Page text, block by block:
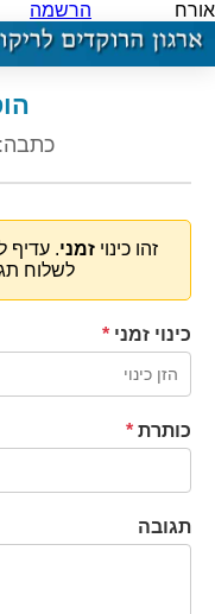
אורח הרשמה
כתבה:
זהו כינוי זמני. עדיף
לשלוח
כינוי זמני *
כותרת *
תגובה